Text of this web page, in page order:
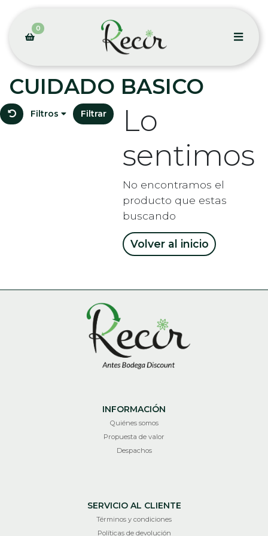
0
CUIDADO BASICO
Filtros Filtrar
Lo
sentimos
No encontramos el
producto que estas
buscando
Volver al inicio
INFORMACIÓN
Quiénes somos
Propuesta de valor
Despachos
SERVICIO AL CLIENTE
Términos y condiciones
Políticas de devolución